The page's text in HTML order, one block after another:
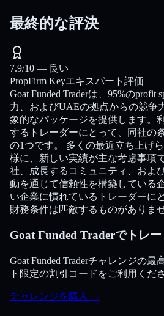
最終的な評決
7.9/10 — 良い
PropFirm Keyエキスパート評価
Goat Funded Traderは、95%の
力、およびUAEの拠点からの競争
象的なパッケージを提供します。
するトレーダーにとって、同社の
の1つです。 多くの最近立ち上げ
様に、新しい実績が主な考慮事項
社、成長するコミュニティ、およ
動を通じて信頼性を構築している
い企業に慣れているトレーダーに
財務条件は匹敵するものがありませ
Goat Funded Traderでトレ
Goat Funded Traderチャレンジの
ト限定の割引コードをご利用くだ
チャレンジを購入 →